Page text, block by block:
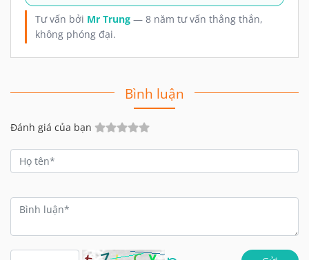
Tư vấn bởi Mr Trung — 8 năm tư vấn thẳng thắn,
không phóng đại.
Bình luận
Đánh giá của bạn